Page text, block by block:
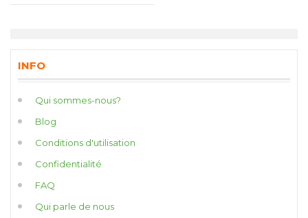
INFO
Qui sommes-nous?
Blog
Conditions d'utilisation
Confidentialité
FAQ
Qui parle de nous